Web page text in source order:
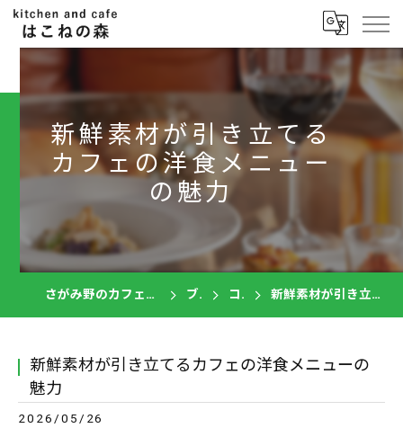
新鮮素材が引き立てる
カフェの洋食メニュー
の魅力
さがみ野のカフェならkitchen and cafe はこねの森 ブログ コラム 新鮮素材が引き立てるカフェの洋食メニューの魅力
新鮮素材が引き立てるカフェの洋食メニューの
魅力
2026/05/26